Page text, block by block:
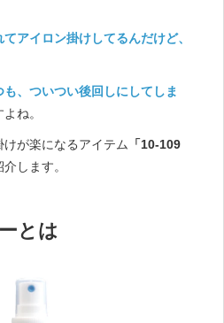
アイロン掛けしてるんだけど、
も、ついつい後回しにしてしま
ね。
が楽になるアイテム 「10-109
します。
とは